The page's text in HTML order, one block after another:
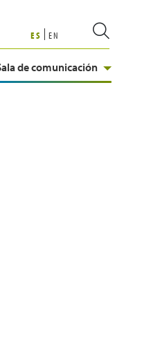
ES EN
de comunicación